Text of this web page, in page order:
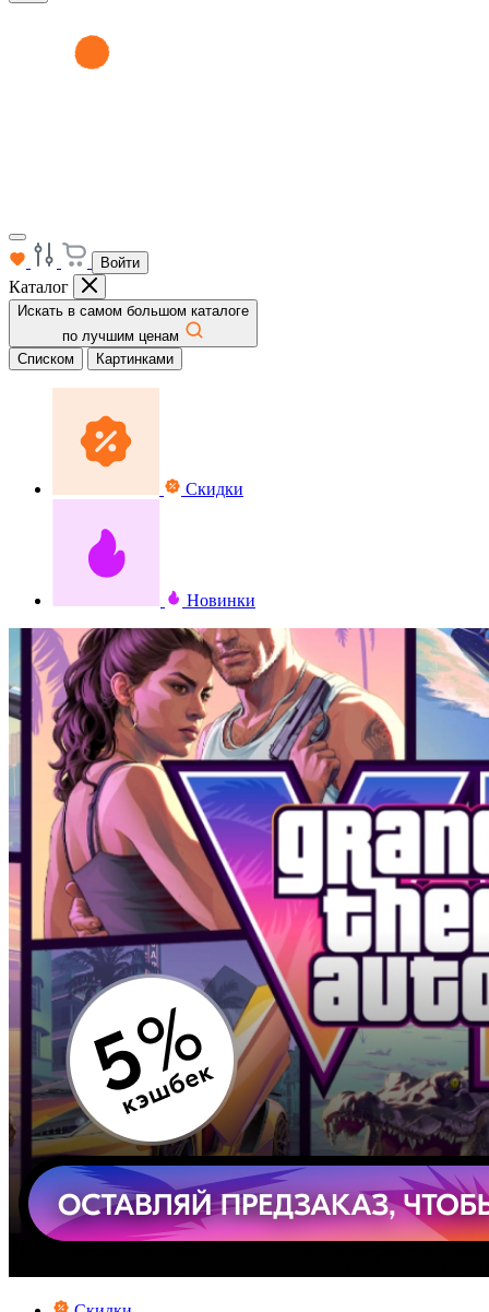
Войти
Каталог
Искать в самом большом каталоге
по лучшим ценам
Списком
Картинками
Скидки
Новинки